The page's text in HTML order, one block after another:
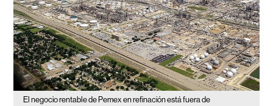
El negocio rentable de Pemex en refinación está fuera de